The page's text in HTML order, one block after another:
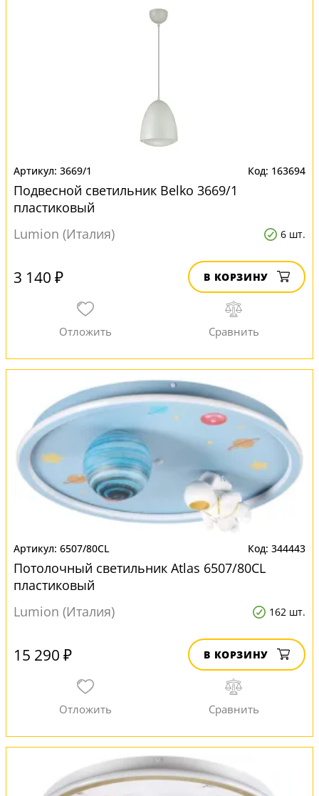
3669/1 163694
Подвесной светильник Belko 3669/1
пластиковый
Lumion (Италия)
6 шт.
3 140 ₽ В КОРЗИНУ
6507/80CL 344443
Потолочный светильник Atlas 6507/80CL
пластиковый
Lumion (Италия)
162 шт.
15 290 ₽ В КОРЗИНУ